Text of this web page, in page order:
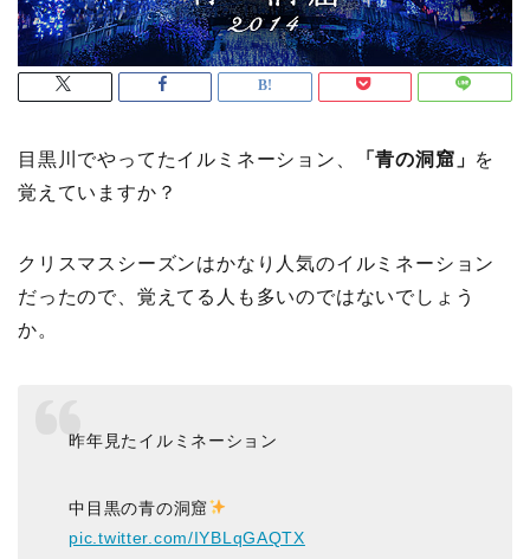
目黒川でやってたイルミネーション、 「青の洞窟」 を
覚えていますか？
クリスマスシーズンはかなり人気のイルミネーション
だったので、覚えてる人も多いのではないでしょう
か。
昨年見たイルミネーション
中目黒の青の洞窟
pic.twitter.com/IYBLqGAQTX